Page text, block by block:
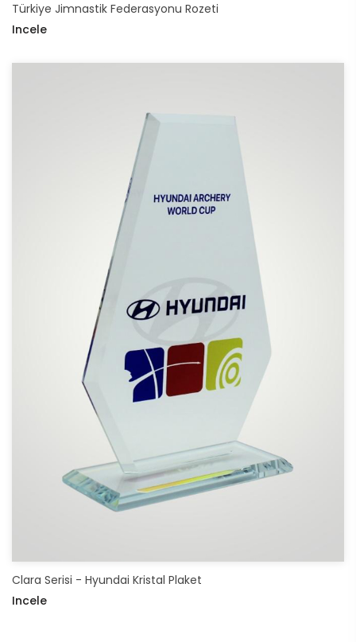
Türkiye Jimnastik Federasyonu Rozeti
Incele
Clara Serisi - Hyundai Kristal Plaket
Incele